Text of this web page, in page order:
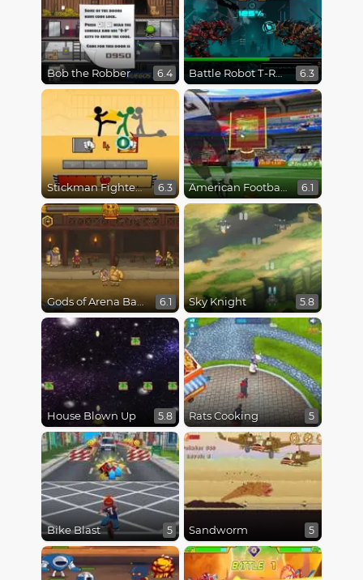
Bob the Robber 6.4 Battle Robot T-Rex Age 6.3
Stickman Fighter Epic Battles 6.3 American Football Kicks 6.1
Gods of Arena Battles 6.1 Sky Knight 5.8
House Blown Up 5.8 Rats Cooking 5
Bike Blast 5 Sandworm 5